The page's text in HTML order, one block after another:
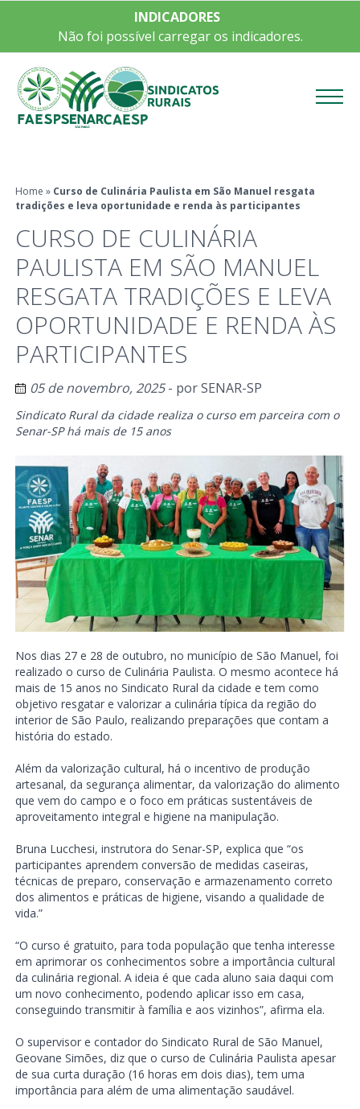
INDICADORES
Não foi possível carregar os indicadores.
Home » Curso de Culinária Paulista em São Manuel resgata
tradições e leva oportunidade e renda às participantes
CURSO DE CULINÁRIA
PAULISTA EM SÃO MANUEL
RESGATA TRADIÇÕES E LEVA
OPORTUNIDADE E RENDA ÀS
PARTICIPANTES
05 de novembro, 2025- porSENAR-SP
Sindicato Rural da cidade realiza o curso em parceira com o
Senar-SP há mais de 15 anos
Nos dias 27 e 28 de outubro, no município de São Manuel, foi
realizado o curso de Culinária Paulista. O mesmo acontece há
mais de 15 anos no Sindicato Rural da cidade e tem como
objetivo resgatar e valorizar a culinária típica da região do
interior de São Paulo, realizando preparações que contam a
história do estado.
Além da valorização cultural, há o incentivo de produção
artesanal, da segurança alimentar, da valorização do alimento
que vem do campo e o foco em práticas sustentáveis de
aproveitamento integral e higiene na manipulação.
Bruna Lucchesi, instrutora do Senar-SP, explica que “os
participantes aprendem conversão de medidas caseiras,
técnicas de preparo, conservação e armazenamento correto
dos alimentos e práticas de higiene, visando a qualidade de
vida.”
“O curso é gratuito, para toda população que tenha interesse
em aprimorar os conhecimentos sobre a importância cultural
da culinária regional. A ideia é que cada aluno saia daqui com
um novo conhecimento, podendo aplicar isso em casa,
conseguindo transmitir à família e aos vizinhos”, afirma ela.
O supervisor e contador do Sindicato Rural de São Manuel,
Geovane Simões, diz que o curso de Culinária Paulista apesar
de sua curta duração (16 horas em dois dias), tem uma
importância para além de uma alimentação saudável.